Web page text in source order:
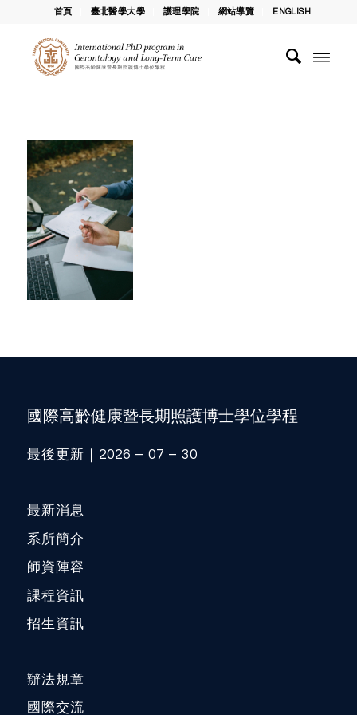
首頁 臺北醫學大學 護理學院 網站導覽 ENGLISH
國際高齡健康暨長期照護博士學位學程
最後更新｜2026 – 07 – 30
最新消息
系所簡介
師資陣容
課程資訊
招生資訊
辦法規章
國際交流